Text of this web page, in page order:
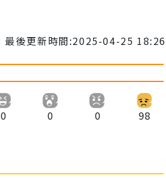
最後更新時間:2025-04-25 18:26
0 0 0 98